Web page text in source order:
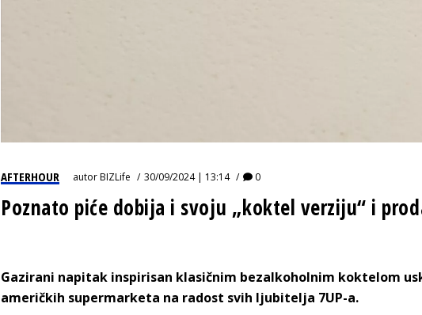
AFTERHOUR autorBIZLife 30/09/2024 | 13:14 0
Poznato piće dobija i svoju „koktel verziju“ i
Gazirani napitak inspirisan klasičnim bezalkoholnim koktelom
američkih supermarketa na radost svih ljubitelja 7UP-a.